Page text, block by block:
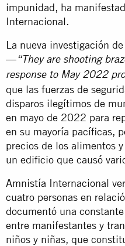
impunidad, ha
Internacional.
La nueva investigación
—“They are shooting
response to May 2022
que las fuerzas de
disparos ilegítimos de
en mayo de 2022 para
en su mayoría pacíficas,
precios de los alimentos
un edificio que causó
Amnistía Internacional
cuatro personas en
documentó una
entre manifestantes y
niños y niñas, que